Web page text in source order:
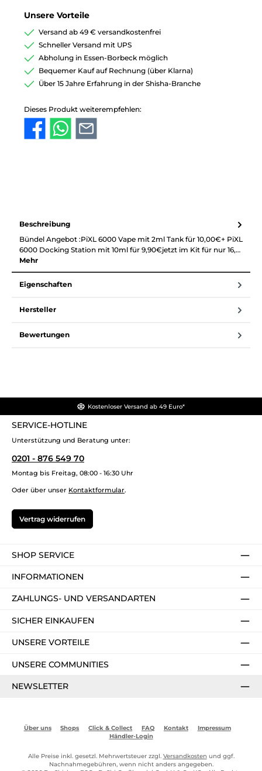
Unsere Vorteile
Versand ab 49 € versandkostenfrei
Schneller Versand mit UPS
Abholung in Essen-Borbeck möglich
Bequemer Kauf auf Rechnung (über Klarna)
Über 15 Jahre Erfahrung in der Shisha-Branche
Dieses Produkt weiterempfehlen:
Beschreibung
Bündel Angebot :PiXL 6000 Vape mit 2ml Tank für 10,00€+ PiXL
6000 Docking Station mit 10ml für 9,90€jetzt im Kit für nur 16,…
Mehr
Eigenschaften
Hersteller
Bewertungen
Kostenloser Versand ab 49 Euro*
SERVICE-HOTLINE
Unterstützung und Beratung unter:
0201 - 876 549 70
Montag bis Freitag, 08:00 - 16:30 Uhr
Oder über unser Kontaktformular.
Vertrag widerrufen
SHOP SERVICE
INFORMATIONEN
ZAHLUNGS- UND VERSANDARTEN
SICHER EINKAUFEN
UNSERE VORTEILE
UNSERE COMMUNITIES
NEWSLETTER
Über uns Shops Click & Collect FAQ Kontakt
Impressum
Händler-Login
Alle Preise inkl. gesetzl. Mehrwertsteuer zzgl. Versandkosten und ggf.
Nachnahmegebühren, wenn nicht anders angegeben.